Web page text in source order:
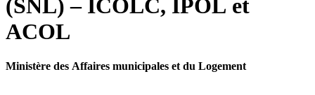
(SNL) – ICOLC, IPOL et
ACOL
Ministère des Affaires municipales et du Logement